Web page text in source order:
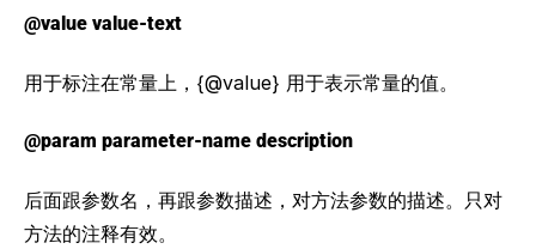
@value value-text
用于标注在常量上，{@value} 用于表示常量的值。
@param parameter-name description
后面跟参数名，再跟参数描述，对方法参数的描述。只对
方法的注释有效。